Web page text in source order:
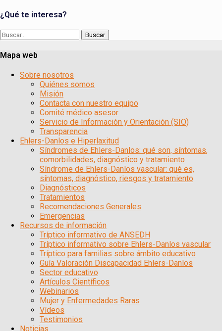
¿Qué te interesa?
Buscar:
Mapa web
Sobre nosotros
Quiénes somos
Misión
Contacta con nuestro equipo
Comité médico asesor
Servicio de Información y Orientación (SIO)
Transparencia
Ehlers-Danlos e Hiperlaxitud
Síndromes de Ehlers-Danlos: qué son, síntomas,
comorbilidades, diagnóstico y tratamiento
Síndrome de Ehlers-Danlos vascular: qué es,
síntomas, diagnóstico, riesgos y tratamiento
Diagnósticos
Tratamientos
Recomendaciones Generales
Emergencias
Recursos de información
Tríptico informativo de ANSEDH
Tríptico informativo sobre Ehlers-Danlos vascular
Tríptico para familias sobre ámbito educativo
Guía Valoración Discapacidad Ehlers-Danlos
Sector educativo
Artículos Científicos
Webinarios
Mujer y Enfermedades Raras
Vídeos
Testimonios
Noticias